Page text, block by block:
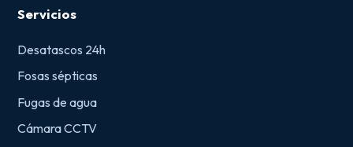
Servicios
Desatascos 24h
Fosas sépticas
Fugas de agua
Cámara CCTV